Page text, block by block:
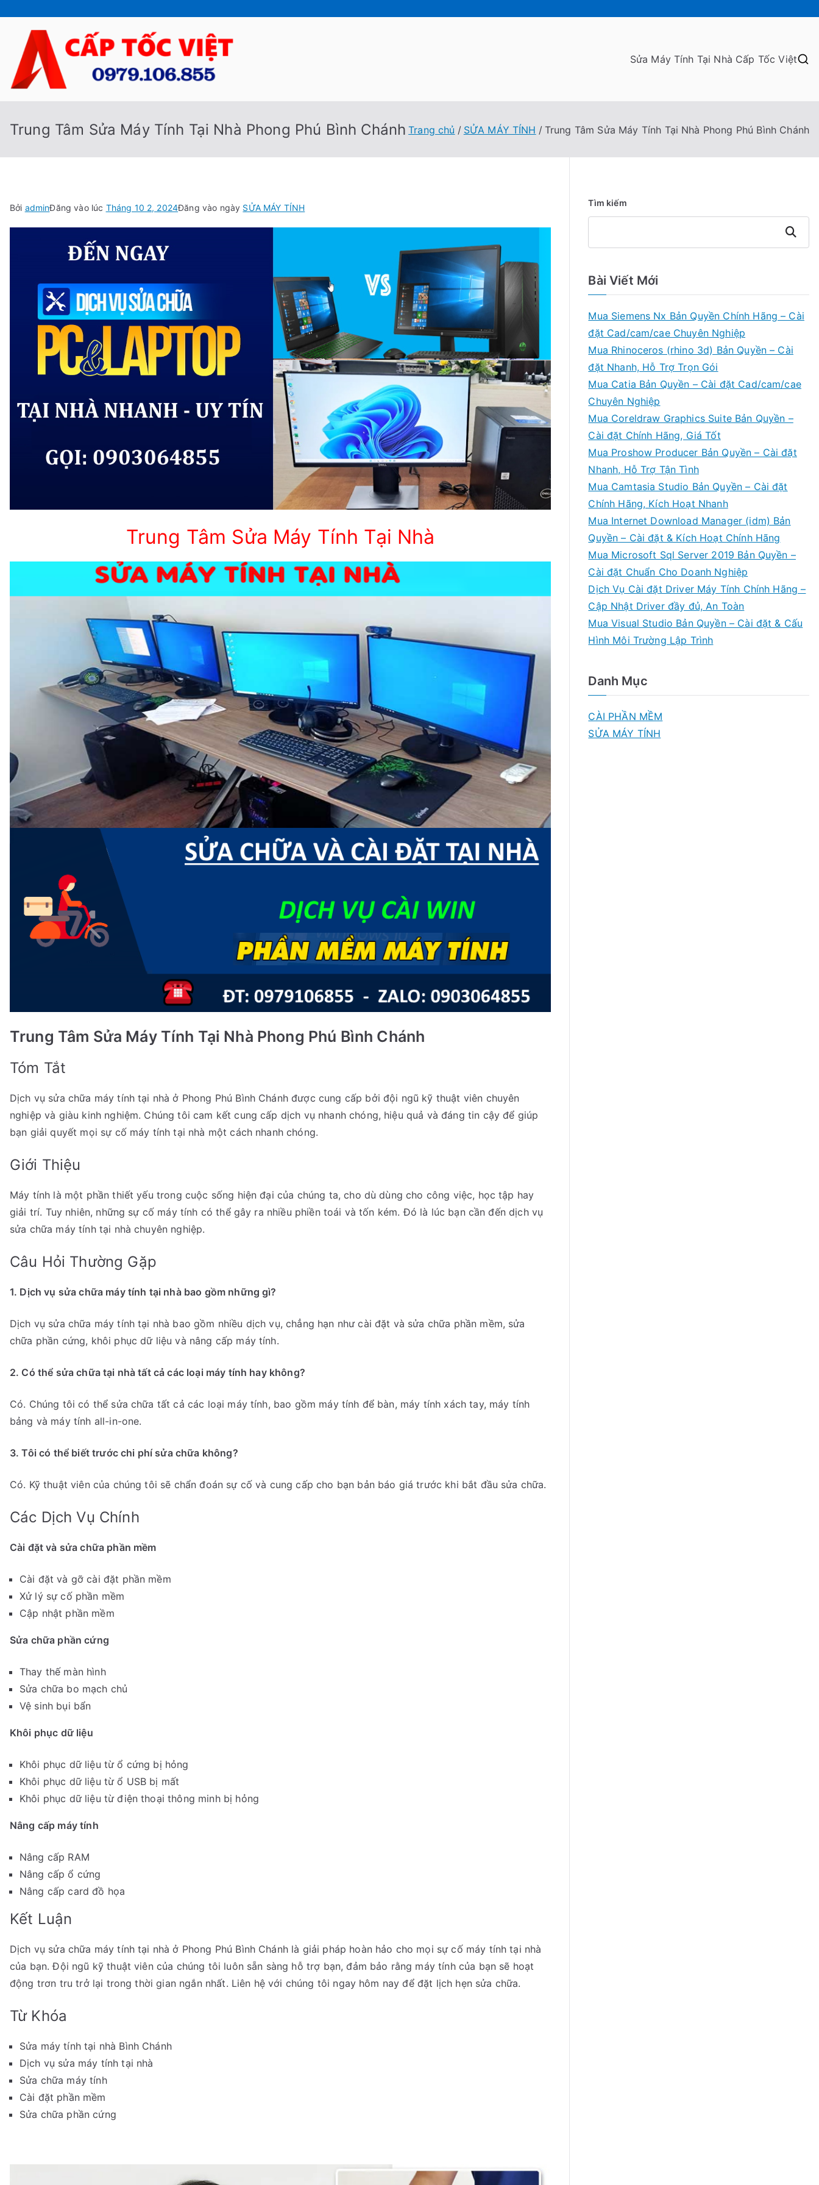
dung
Sửa Máy Tính Tại Nhà Cấp Tốc Việt
Trung Tâm Sửa Máy Tính Tại Nhà Phong Phú Bình Chánh Trang chủ SỬA MÁY TÍNH Trung Tâm Sửa Máy Tính Tại Nhà Phong Phú Bình Chánh
Bởi adminĐăng vào lúc Tháng 10 2, 2024Đăng vào ngày SỬA MÁY TÍNH
Trung Tâm Sửa Máy Tính Tại Nhà
Trung Tâm Sửa Máy Tính Tại Nhà Phong Phú Bình Chánh
Tóm Tắt
Dịch vụ sửa chữa máy tính tại nhà ở Phong Phú Bình Chánh được cung cấp bởi đội ngũ kỹ thuật viên chuyên
nghiệp và giàu kinh nghiệm. Chúng tôi cam kết cung cấp dịch vụ nhanh chóng, hiệu quả và đáng tin cậy để giúp
bạn giải quyết mọi sự cố máy tính tại nhà một cách nhanh chóng.
Giới Thiệu
Máy tính là một phần thiết yếu trong cuộc sống hiện đại của chúng ta, cho dù dùng cho công việc, học tập hay
giải trí. Tuy nhiên, những sự cố máy tính có thể gây ra nhiều phiền toái và tốn kém. Đó là lúc bạn cần đến dịch vụ
sửa chữa máy tính tại nhà chuyên nghiệp.
Câu Hỏi Thường Gặp
1. Dịch vụ sửa chữa máy tính tại nhà bao gồm những gì?
Dịch vụ sửa chữa máy tính tại nhà bao gồm nhiều dịch vụ, chẳng hạn như cài đặt và sửa chữa phần mềm, sửa
chữa phần cứng, khôi phục dữ liệu và nâng cấp máy tính.
2. Có thể sửa chữa tại nhà tất cả các loại máy tính hay không?
Có. Chúng tôi có thể sửa chữa tất cả các loại máy tính, bao gồm máy tính để bàn, máy tính xách tay, máy tính
bảng và máy tính all-in-one.
3. Tôi có thể biết trước chi phí sửa chữa không?
Có. Kỹ thuật viên của chúng tôi sẽ chẩn đoán sự cố và cung cấp cho bạn bản báo giá trước khi bắt đầu sửa chữa.
Các Dịch Vụ Chính
Cài đặt và sửa chữa phần mềm
Cài đặt và gỡ cài đặt phần mềm
Xử lý sự cố phần mềm
Cập nhật phần mềm
Sửa chữa phần cứng
Thay thế màn hình
Sửa chữa bo mạch chủ
Vệ sinh bụi bẩn
Khôi phục dữ liệu
Khôi phục dữ liệu từ ổ cứng bị hỏng
Khôi phục dữ liệu từ ổ USB bị mất
Khôi phục dữ liệu từ điện thoại thông minh bị hỏng
Nâng cấp máy tính
Nâng cấp RAM
Nâng cấp ổ cứng
Nâng cấp card đồ họa
Kết Luận
Dịch vụ sửa chữa máy tính tại nhà ở Phong Phú Bình Chánh là giải pháp hoàn hảo cho mọi sự cố máy tính tại nhà
của bạn. Đội ngũ kỹ thuật viên của chúng tôi luôn sẵn sàng hỗ trợ bạn, đảm bảo rằng máy tính của bạn sẽ hoạt
động trơn tru trở lại trong thời gian ngắn nhất. Liên hệ với chúng tôi ngay hôm nay để đặt lịch hẹn sửa chữa.
Từ Khóa
Sửa máy tính tại nhà Bình Chánh
Dịch vụ sửa máy tính tại nhà
Sửa chữa máy tính
Cài đặt phần mềm
Sửa chữa phần cứng
Tìm kiếm
Tìm
kiếm
Bài Viết Mới
Mua Siemens Nx Bản Quyền Chính Hãng – Cài
đặt Cad/cam/cae Chuyên Nghiệp
Mua Rhinoceros (rhino 3d) Bản Quyền – Cài
đặt Nhanh, Hỗ Trợ Trọn Gói
Mua Catia Bản Quyền – Cài đặt Cad/cam/cae
Chuyên Nghiệp
Mua Coreldraw Graphics Suite Bản Quyền –
Cài đặt Chính Hãng, Giá Tốt
Mua Proshow Producer Bản Quyền – Cài đặt
Nhanh, Hỗ Trợ Tận Tình
Mua Camtasia Studio Bản Quyền – Cài đặt
Chính Hãng, Kích Hoạt Nhanh
Mua Internet Download Manager (idm) Bản
Quyền – Cài đặt & Kích Hoạt Chính Hãng
Mua Microsoft Sql Server 2019 Bản Quyền –
Cài đặt Chuẩn Cho Doanh Nghiệp
Dịch Vụ Cài đặt Driver Máy Tính Chính Hãng –
Cập Nhật Driver đầy đủ, An Toàn
Mua Visual Studio Bản Quyền – Cài đặt & Cấu
Hình Môi Trường Lập Trình
Danh Mục
CÀI PHẦN MỀM
SỬA MÁY TÍNH